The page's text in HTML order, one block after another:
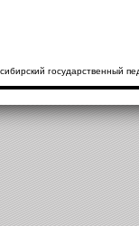
государственный